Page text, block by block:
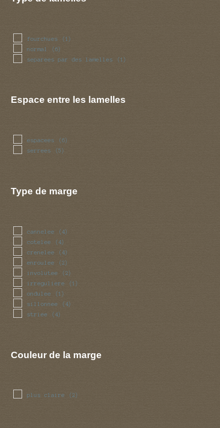
fourchues (1)
normal (6)
separees par des lamelles (1)
Espace entre les lamelles
espacees (6)
serrees (5)
Type de marge
cannelee (4)
cotelee (4)
crenelee (4)
enroulee (2)
involutee (2)
irreguliere (1)
ondulee (1)
sillonnee (4)
striee (4)
Couleur de la marge
plus claire (2)